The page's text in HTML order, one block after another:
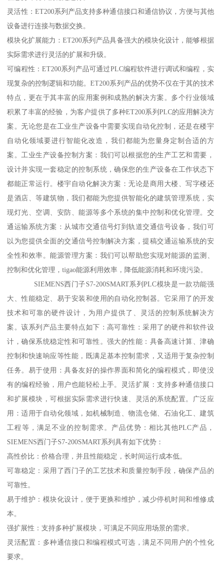
灵活性：ET200系列产品支持多种通信接口和通信协议，方便与其他
设备进行连接与数据交换。
模块化扩展能力：ET200系列产品具备强大的模块化设计，能够根据
实际需求进行灵活的扩展和升级。
可编程性：ET200系列产品可通过PLC编程软件进行调试和编程，实
现复杂的控制逻辑和功能。ET200系列产品的优势不仅在于其的技术
特点，更在于其丰富的应用案例和成熟的解决方案。多个行业领域
积累了丰富的经验，为客户提供了多种ET200系列PLC的应用解决方
案。无论您是在工业生产设备中需要实现自动化控制，还是在楼宇
自动化领域要进行智能化改造，我们都能为您量身定制合适的方
案。工业生产设备控制方案：我们可以根据您的生产工艺和需要，
设计并实现一套稳定的控制系统，确保您的生产设备在工作状态下
都能正常运行。楼宇自动化解决方案：无论是商用大楼、写字楼还
是酒店、等建筑物，我们都能为您提供智能化的建筑管理系统，实
现灯光、空调、安防、能源等多个系统的集中控制和优化管理。交
通运输系统方案：从城市交通信号灯到轨道交通信号设备，我们可
以为您提供全面的交通信号控制解决方案，提稿交通运输系统的安
全性和效率。能源管理方案：我们可以帮助您实现对能源的监测、
控制和优化管理，tigao能源利用效率，降低能源消耗和环境污染。
SIEMENS西门子S7-200SMART系列PLC模块是一款功能强
大、性能稳定、易于安装和使用的自动化控制器。它采用了的开发
技术和可靠的硬件设计，为用户提供了、灵活的控制系统解决方
案。该系列产品主要特点如下：高可靠性：采用了的硬件和软件设
计，确保系统稳定性和可靠性。强大的性能：具备高速计算、津确
控制和快速响应等性能，既满足基本控制需求，又适用于复杂控制
任务。易于使用：具备友好的操作界面和简化的编程模式，即使没
有的编程经验，用户也能轻松上手。灵活扩展：支持多种通信接口
和扩展模块，可根据实际需求进行快速、灵活的系统配置。广泛应
用：适用于自动化领域，如机械制造、物流仓储、石油化工、建筑
工程等，满足不业的控制需求。产品优势：相比其他PLC产品，
SIEMENS西门子S7-200SMART系列具有如下优势：
高性价比：价格合理，并且性能稳定，长时间运行成本低。
可靠稳定：采用了西门子的工艺技术和质量控制手段，确保产品的
可靠性。
易于维护：模块化设计，便于更换和维护，减少停机时间和维修成
本。
强扩展性：支持多种扩展模块，可满足不同应用场景的需求。
灵活配置：多种通信接口和编程模式可选，满足不同用户的个性化
要求。